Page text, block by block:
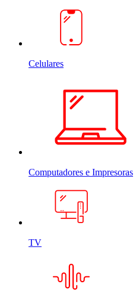
Celulares
Computadores e Impresoras
TV